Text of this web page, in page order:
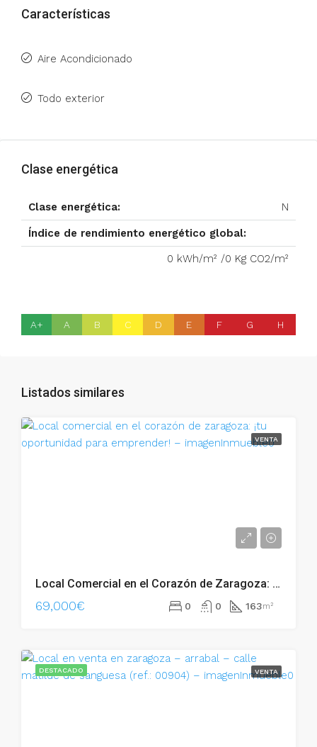
Características
Aire Acondicionado
Todo exterior
Clase energética
Clase energética: N
Índice de rendimiento energético global:
0 kWh/m² /0 Kg CO2/m²
A+ A B C D E F G H
Listados similares
VENTA
Local Comercial en el Corazón de Zaragoza: ¡Tu Oportunidad para Emprender! – 02713
69,000€ 0 0 163m²
DESTACADO VENTA